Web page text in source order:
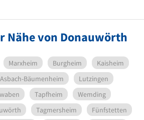
Nähe von Donauwörth
Marxheim Burgheim
Kaisheim
Asbach-Bäumenheim
Lutzingen
Tapfheim
Wemding
Tagmersheim
Fünfstetten